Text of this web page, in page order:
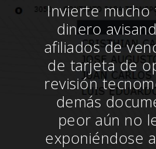
Invierte
dinero
afiliados de
de tarjeta de
revisión
demás
peor aún no
exponiéndose